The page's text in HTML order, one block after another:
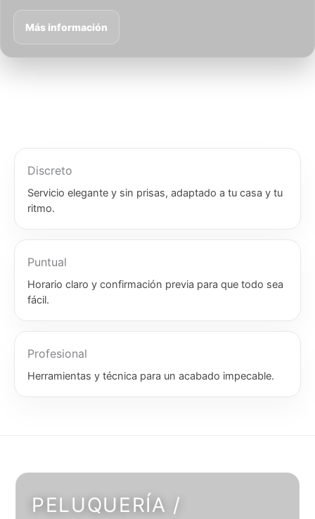
Más información
Discreto
Servicio elegante y sin prisas, adaptado a tu casa y tu
ritmo.
Puntual
Horario claro y confirmación previa para que todo sea
fácil.
Profesional
Herramientas y técnica para un acabado impecable.
PELUQUERÍA /